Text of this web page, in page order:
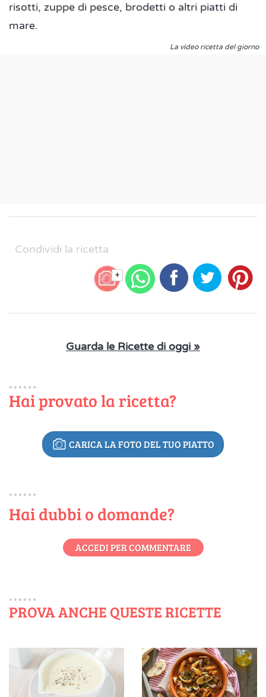
risotti, zuppe di pesce, brodetti o altri piatti di
mare.
La video ricetta del giorno
Condividi la ricetta
+
Guarda le Ricette di oggi »
Hai provato la ricetta?
CARICA LA FOTO DEL TUO PIATTO
Hai dubbi o domande?
ACCEDI PER COMMENTARE
PROVA ANCHE QUESTE RICETTE